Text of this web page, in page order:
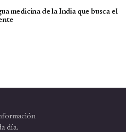
medicina de la India que busca el
día.